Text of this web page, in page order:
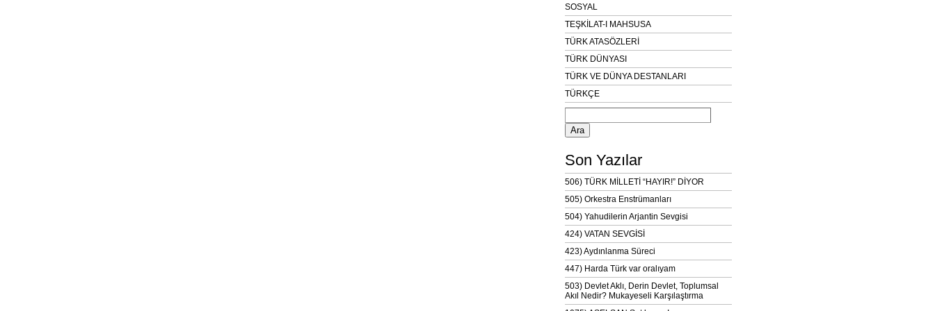
SOSYAL
TEŞKİLAT-I MAHSUSA
TÜRK ATASÖZLERİ
TÜRK DÜNYASI
TÜRK VE DÜNYA DESTANLARI
TÜRKÇE
Arama:
Son Yazılar
506) TÜRK MİLLETİ “HAYIR!” DİYOR
505) Orkestra Enstrümanları
504) Yahudilerin Arjantin Sevgisi
424) VATAN SEVGİSİ
423) Aydınlanma Süreci
447) Harda Türk var oralıyam
503) Devlet Aklı, Derin Devlet, Toplumsal
Akıl Nedir? Mukayeseli Karşılaştırma